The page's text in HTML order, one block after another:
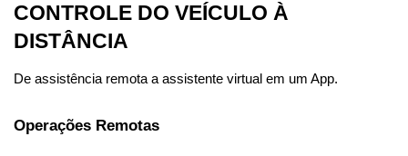
CONTROLE DO VEÍCULO À
DISTÂNCIA
De assistência remota a assistente virtual em um App.
Operações Remotas